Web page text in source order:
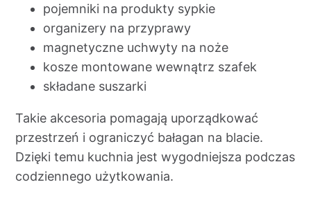
pojemniki na produkty sypkie
organizery na przyprawy
magnetyczne uchwyty na noże
kosze montowane wewnątrz szafek
składane suszarki
Takie akcesoria pomagają uporządkować
przestrzeń i ograniczyć bałagan na blacie.
Dzięki temu kuchnia jest wygodniejsza podczas
codziennego użytkowania.